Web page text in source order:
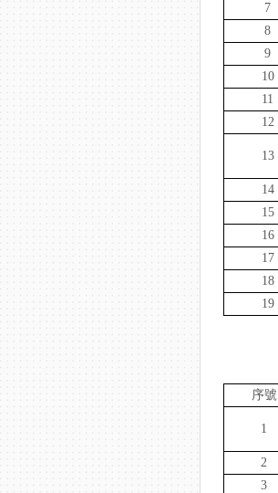
7
8
9
10
11
12
13
14
15
16
17
18
19
序號
1
2
3